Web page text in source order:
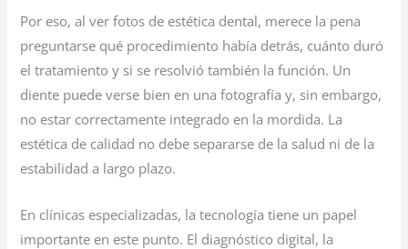
Por eso, al ver fotos de estética dental, merece la pena
preguntarse qué procedimiento había detrás, cuánto duró
el tratamiento y si se resolvió también la función. Un
diente puede verse bien en una fotografía y, sin embargo,
no estar correctamente integrado en la mordida. La
estética de calidad no debe separarse de la salud ni de la
estabilidad a largo plazo.
En clínicas especializadas, la tecnología tiene un papel
importante en este punto. El diagnóstico digital, la